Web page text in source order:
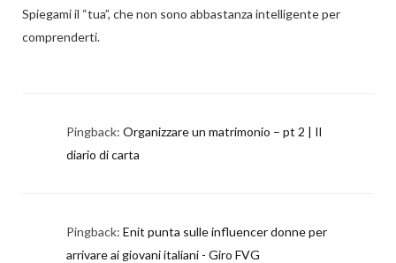
Spiegami il “tua”, che non sono abbastanza intelligente per
comprenderti.
Pingback: Organizzare un matrimonio – pt 2 | Il
diario di carta
Pingback: Enit punta sulle influencer donne per
arrivare ai giovani italiani - Giro FVG